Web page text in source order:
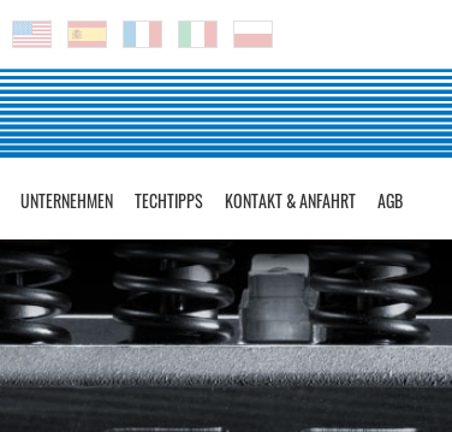
UNTERNEHMEN TECHTIPPS KONTAKT & ANFAHRT AGB